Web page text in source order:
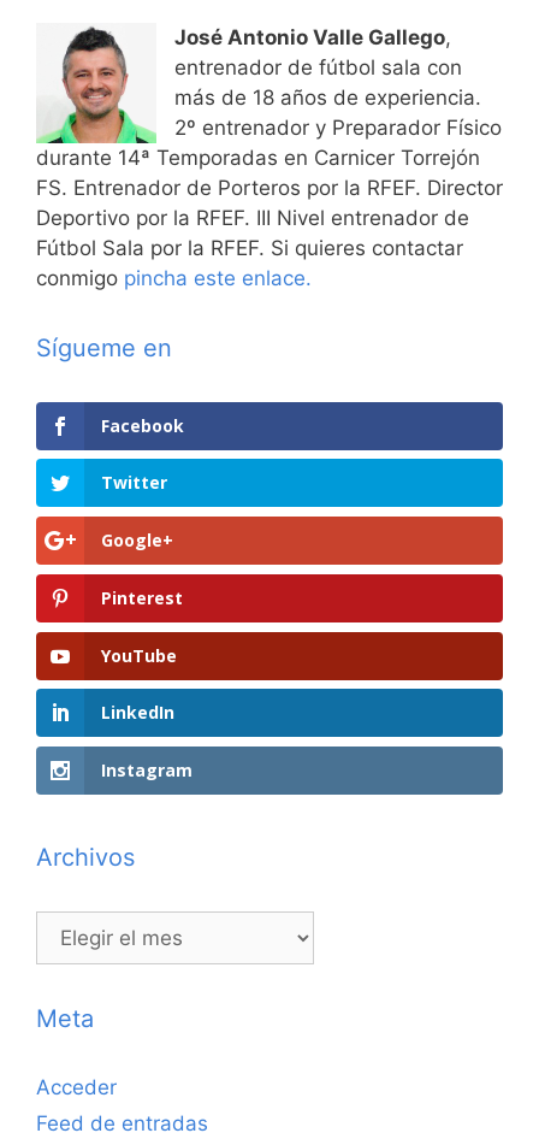
José Antonio Valle Gallego,
entrenador de fútbol sala con
más de 18 años de experiencia.
2º entrenador y Preparador Físico
durante 14ª Temporadas en Carnicer Torrejón
FS. Entrenador de Porteros por la RFEF. Director
Deportivo por la RFEF. III Nivel entrenador de
Fútbol Sala por la RFEF. Si quieres contactar
conmigo pincha este enlace.
Sígueme en
Facebook
Twitter
Google+
Pinterest
YouTube
LinkedIn
Instagram
Archivos
Archivos
Meta
Acceder
Feed de entradas